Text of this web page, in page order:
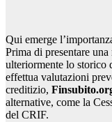
Qui emerge
Prima di presentare
ulteriormente lo storico
effettua valutazioni
creditizio,
alternative, come la
del CRIF.